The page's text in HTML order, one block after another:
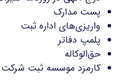
پست مدارک
واریزی‌های اداره ثبت
پلمپ دفاتر
حق‌الوکاله
کارمزد موسسه ثبت